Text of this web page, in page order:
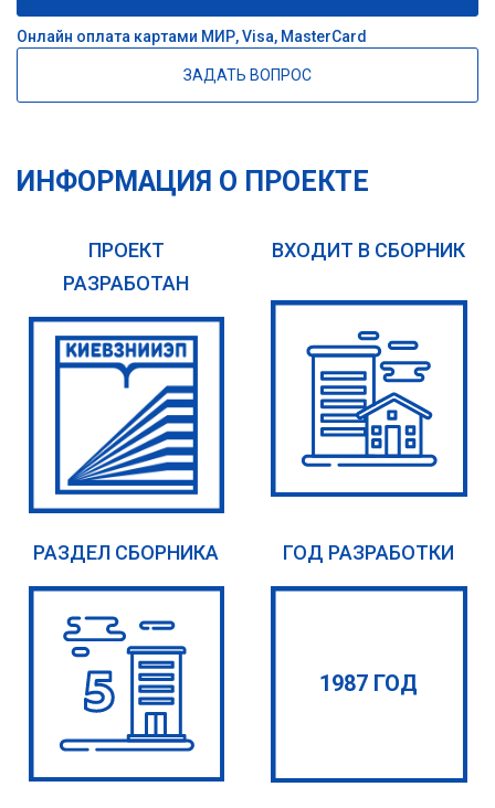
Онлайн оплата картами МИР, Visa, MasterCard
ЗАДАТЬ ВОПРОС
ИНФОРМАЦИЯ О ПРОЕКТЕ
ПРОЕКТ
РАЗРАБОТАН
ВХОДИТ В СБОРНИК
РАЗДЕЛ СБОРНИКА ГОД РАЗРАБОТКИ
1987 ГОД